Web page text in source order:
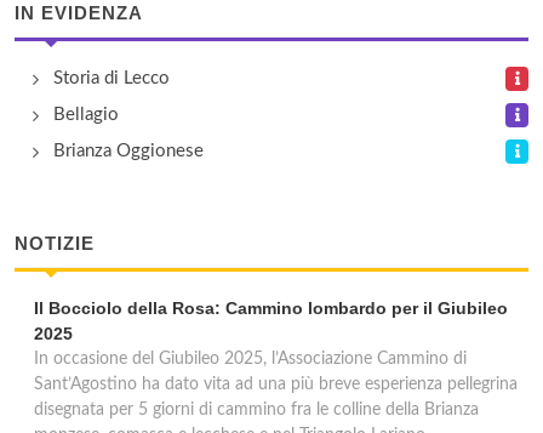
IN EVIDENZA
Storia di Lecco
Bellagio
Brianza Oggionese
NOTIZIE
Il Bocciolo della Rosa: Cammino lombardo per il Giubileo
2025
In occasione del Giubileo 2025, l’Associazione Cammino di
Sant’Agostino ha dato vita ad una più breve esperienza pellegrina
disegnata per 5 giorni di cammino fra le colline della Brianza